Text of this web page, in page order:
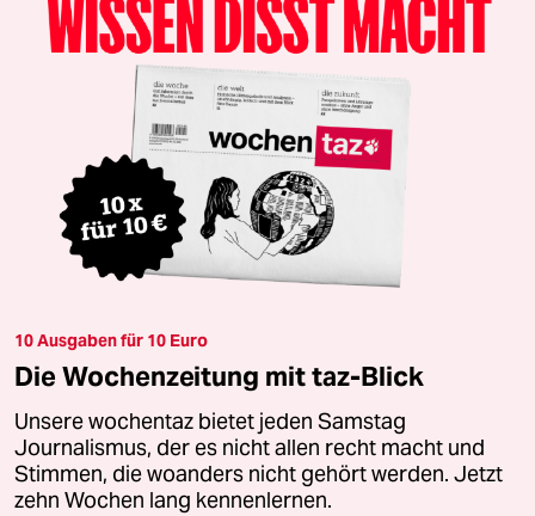
10 Ausgaben für 10 Euro
Die Wochenzeitung mit taz-Blick
Unsere wochentaz bietet jeden Samstag
Journalismus, der es nicht allen recht macht und
Stimmen, die woanders nicht gehört werden. Jetzt
zehn Wochen lang kennenlernen.